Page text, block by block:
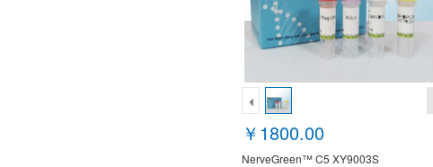
￥1800.00
NerveGreen™ C5 XY9003S